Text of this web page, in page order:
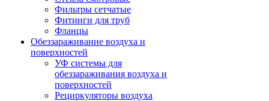
Фильтры сетчатые
Фитинги для труб
Фланцы
Обеззараживание воздуха и
поверхностей
УФ системы для
обеззараживания воздуха и
поверхностей
Рециркуляторы воздуха